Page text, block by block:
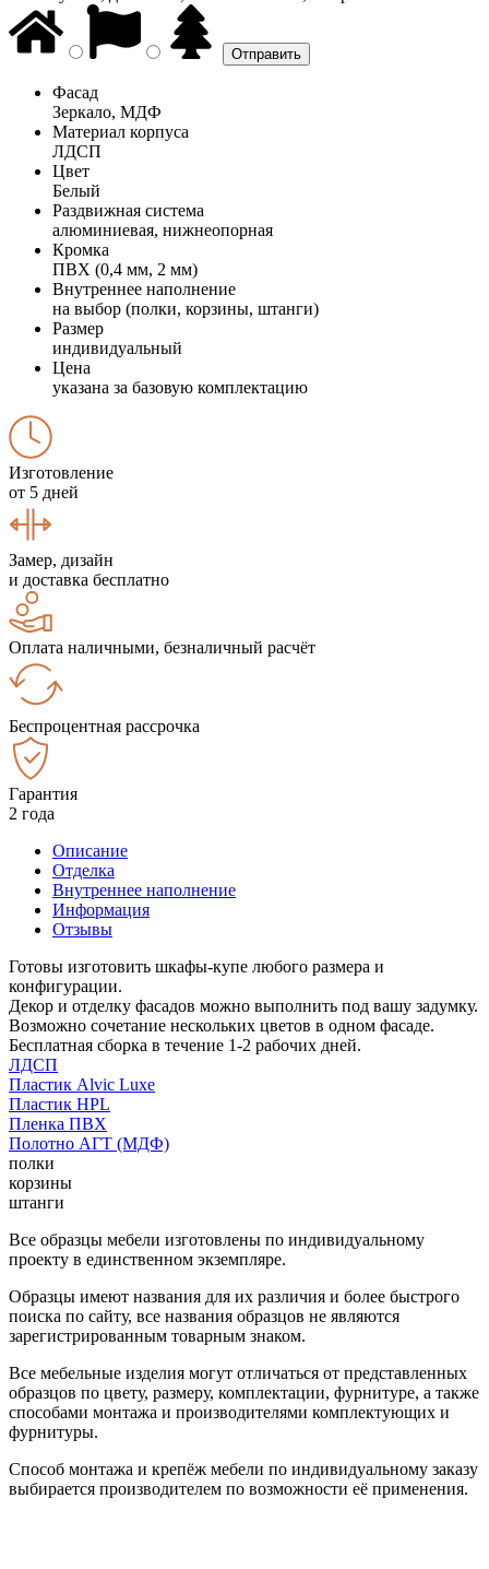
Фасад
Зеркало, МДФ
Материал корпуса
ЛДСП
Цвет
Белый
Раздвижная система
алюминиевая, нижнеопорная
Кромка
ПВХ (0,4 мм, 2 мм)
Внутреннее наполнение
на выбор (полки, корзины, штанги)
Размер
индивидуальный
Цена
указана за базовую комплектацию
Изготовление
от 5 дней
Замер, дизайн
и доставка бесплатно
Оплата наличными, безналичный расчёт
Беспроцентная рассрочка
Гарантия
2 года
Описание
Отделка
Внутреннее наполнение
Информация
Отзывы
Готовы изготовить шкафы-купе любого размера и
конфигурации.
Декор и отделку фасадов можно выполнить под вашу задумку.
Возможно сочетание нескольких цветов в одном фасаде.
Бесплатная сборка в течение 1-2 рабочих дней.
ЛДСП
Пластик Alvic Luxe
Пластик HPL
Пленка ПВХ
Полотно АГТ (МДФ)
полки
корзины
штанги
Все образцы мебели изготовлены по индивидуальному
проекту в единственном экземпляре.
Образцы имеют названия для их различия и более быстрого
поиска по сайту, все названия образцов не являются
зарегистрированным товарным знаком.
Все мебельные изделия могут отличаться от представленных
образцов по цвету, размеру, комплектации, фурнитуре, а также
способами монтажа и производителями комплектующих и
фурнитуры.
Способ монтажа и крепёж мебели по индивидуальному заказу
выбирается производителем по возможности её применения.